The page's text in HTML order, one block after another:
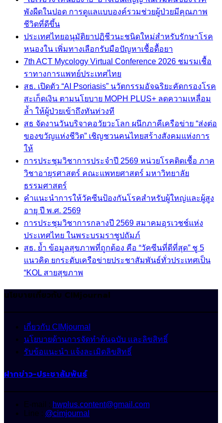
พังผืดในปอด การดูแลแบบองค์รวมช่วยผู้ป่วยมีคุณภาพ
ชีวิตที่ดีขึ้น
ประเทศไทยอนุมัติยาปฏิชีวนะชนิดใหม่สำหรับรักษาโรค
หนองใน เพิ่มทางเลือกรับมือปัญหาเชื้อดื้อยา
7th ACT Mycology Virtual Conference 2026 ชมรมเชื้อ
ราทางการแพทย์ประเทศไทย
สธ. เปิดตัว “AI Psoriasis” นวัตกรรมอัจฉริยะคัดกรองโรค
สะเก็ดเงิน ตามนโยบาย MOPH PLUS+ ลดความเหลื่อม
ล้ำ ให้ผู้ป่วยเข้าถึงทันท่วงที
สธ จัดงานวันบริจาคอวัยวะโลก ผนึกภาคีเครือข่าย “ส่งต่อ
ของขวัญแห่งชีวิต” เชิญชวนคนไทยสร้างสังคมแห่งการ
ให้
การประชุมวิชาการประจำปี 2569 หน่วยโรคติดเชื้อ ภาค
วิชาอายุรศาสตร์ คณะแพทยศาสตร์ มหาวิทยาลัย
ธรรมศาสตร์
คำแนะนำการให้วัคซีนป้องกันโรคสำหรับผู้ใหญ่และผู้สูง
อายุ ปี พ.ศ. 2569
การประชุมวิชาการกลางปี 2569 สมาคมอุรเวชช์แห่ง
ประเทศไทย ในพระบรมราชูปถัมภ์
สธ. ย้ำ ข้อมูลสุขภาพที่ถูกต้อง คือ “วัคซีนที่ดีที่สุด” ชู 5
แนวคิด ยกระดับเครือข่ายประชาสัมพันธ์ทั่วประเทศเป็น
“KOL สายสุขภาพ
นโยบายเกี่ยวกับ CIMjournal
เกี่ยวกับ CIMjournal
นโยบายด้านการจัดทำต้นฉบับ และลิขสิทธิ์
รับข้อแนะนำ แจ้งละเมิดลิขสิทธิ์
ฝากข่าว-ประชาสัมพันธ์
E-mail : hwplus.content@gmail.com
Line : @cimjournal